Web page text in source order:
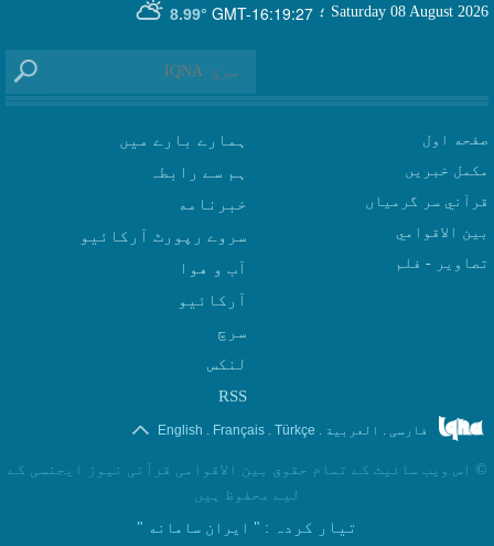
GMT-16:19:27
8.99° Saturday 08 August 2026 ؛
صفحه اول
مکمل خبریں
قرآني سر گرمياں
بين الاقوامي
تصاوير - فلم
ہمارے بارے میں
ہم سے رابطہ
سروے رپورٹ آرکائیو
آب و هوا
سرچ
لنکس
RSS
فارسی . العربیة .
Türkçe
.
Français
.
English
© اس ویب سائیٹ کے تمام حقوق بین الاقوامی قرآنی نیوز ایجنسی کے
لیے محفوظ ہیں
تیار کردہ : " ایران سامانه "